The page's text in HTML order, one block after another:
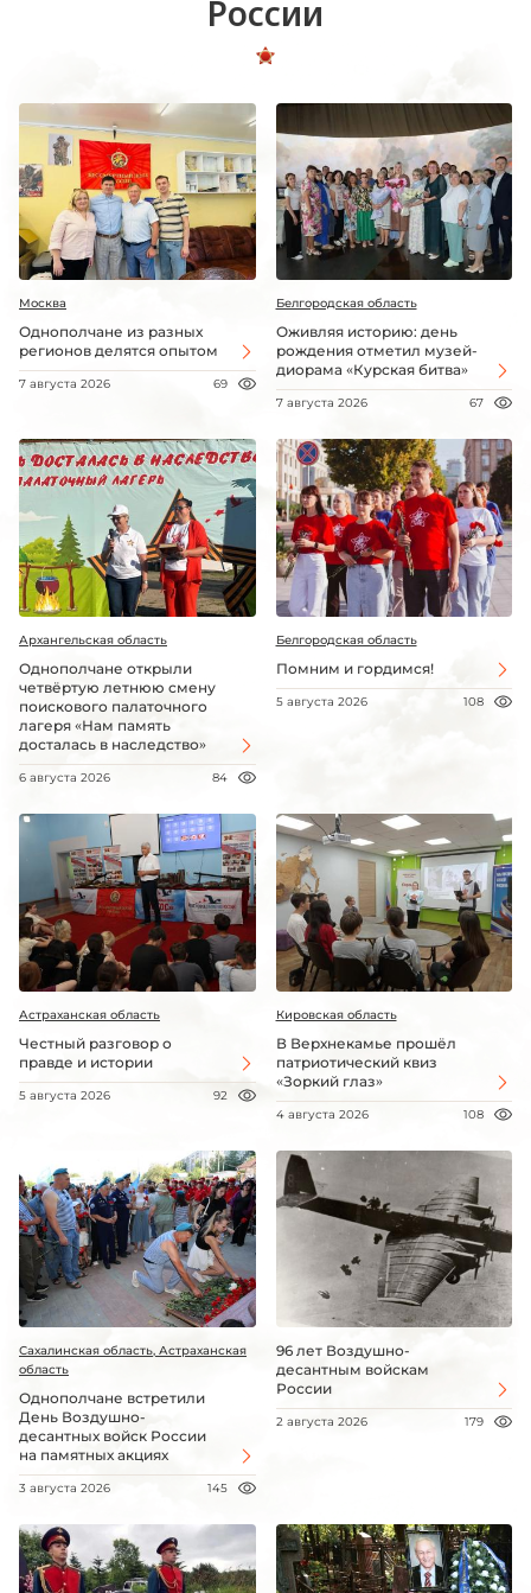
России
Москва
Однополчане из разных
регионов делятся опытом
7 августа 2026 69
Белгородская область
Оживляя историю: день
рождения отметил музей-
диорама «Курская битва»
7 августа 2026 67
Архангельская область
Однополчане открыли
четвёртую летнюю смену
поискового палаточного
лагеря «Нам память
досталась в наследство»
6 августа 2026 84
Белгородская область
Помним и гордимся!
5 августа 2026 108
Астраханская область
Честный разговор о
правде и истории
5 августа 2026 92
Кировская область
В Верхнекамье прошёл
патриотический квиз
«Зоркий глаз»
4 августа 2026 108
Сахалинская область, Астраханская
область
Однополчане встретили
День Воздушно-
десантных войск России
на памятных акциях
3 августа 2026 145
96 лет Воздушно-
десантным войскам
России
2 августа 2026 179